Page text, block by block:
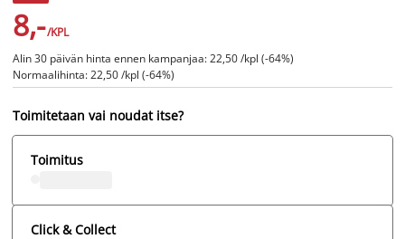
8,-/KPL
Alin 30 päivän hinta ennen kampanjaa: 22,50 /kpl (-64%)
Normaalihinta: 22,50 /kpl (-64%)
Toimitetaan vai noudat itse?
Toimitus
Click & Collect